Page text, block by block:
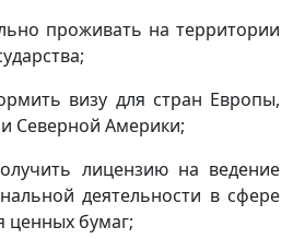
проживать на территории
визу для стран Европы,
Северной Америки;
лицензию на ведение
деятельности в сфере
бумаг;